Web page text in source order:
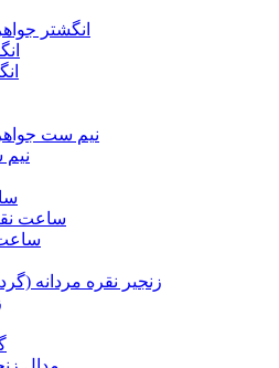
انگشتر
نیم ست
ساعت
زنجیر نقره مردانه